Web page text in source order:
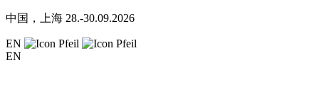
中国，上海 28.-30.09.2026
EN
EN